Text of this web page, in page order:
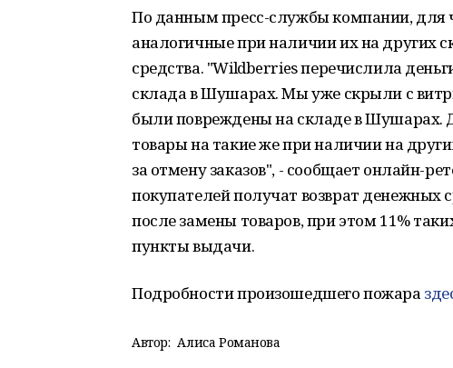
По данным пресс-службы компании, для
аналогичные при наличии их на других
средства. "Wildberries перечислила
склада в Шушарах. Мы уже скрыли с
были повреждены на складе в Шушарах.
товары на такие же при наличии на
за отмену заказов", - сообщает онлайн-
покупателей получат возврат денежных
после замены товаров, при этом 11%
пункты выдачи.
Подробности произошедшего пожара
Автор: Алиса Романова